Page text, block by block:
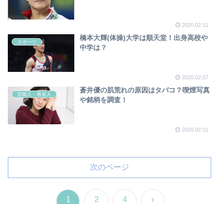
2020.02.11
スポーツ
橋本大輝(体操)大学は順天堂！出身高校や
中学は？
2020.02.07
芸能人・有名人
蒼井優の肌荒れの原因はタバコ？喫煙写真
や銘柄を調査！
2020.02.01
次のページ
1 2 4 次